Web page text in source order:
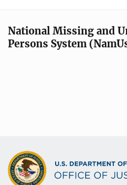
National Missing and
Persons System